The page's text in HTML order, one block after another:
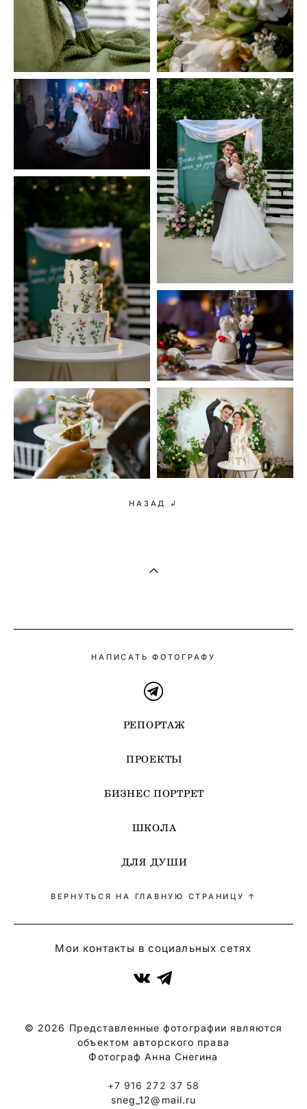
НАЗАД ↲
НАПИСАТЬ ФОТОГРАФУ
РЕПОРТАЖ
ПРОЕКТЫ
БИЗНЕС ПОРТРЕТ
ШКОЛА
ДЛЯ ДУШИ
ВЕРНУТЬСЯ НА ГЛАВНУЮ СТРАНИЦУ ↑
Мои контакты в социальных сетях
© 2026 Представленные фотографии являются
объектом авторского права
Фотограф Анна Снегина
+7 916 272 37 58
sneg_12@mail.ru